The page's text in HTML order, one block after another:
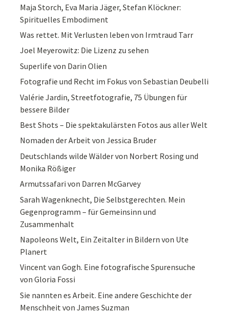
Maja Storch, Eva Maria Jäger, Stefan Klöckner:
Spirituelles Embodiment
Was rettet. Mit Verlusten leben von Irmtraud Tarr
Joel Meyerowitz: Die Lizenz zu sehen
Superlife von Darin Olien
Fotografie und Recht im Fokus von Sebastian Deubelli
Valérie Jardin, Streetfotografie, 75 Übungen für
bessere Bilder
Best Shots – Die spektakulärsten Fotos aus aller Welt
Nomaden der Arbeit von Jessica Bruder
Deutschlands wilde Wälder von Norbert Rosing und
Monika Rößiger
Armutssafari von Darren McGarvey
Sarah Wagenknecht, Die Selbstgerechten. Mein
Gegenprogramm – für Gemeinsinn und
Zusammenhalt
Napoleons Welt, Ein Zeitalter in Bildern von Ute
Planert
Vincent van Gogh. Eine fotografische Spurensuche
von Gloria Fossi
Sie nannten es Arbeit. Eine andere Geschichte der
Menschheit von James Suzman